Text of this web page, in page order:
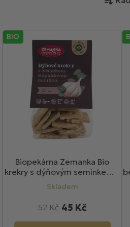
a
ů
BIO
Biopekárna Zemanka Bio
krekry s dýňovým semínkem a
česnekem 100g
Skladem
45 Kč
52 Kč